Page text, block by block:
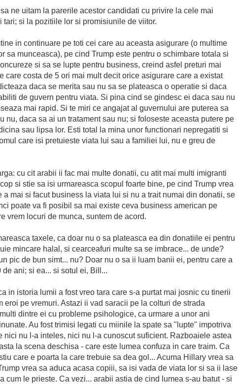
ne uitam la parerile acestor candidati cu privire la cele mai
si la pozitiile lor si promisiunile de viitor.
in continuare pe toti cei care au aceasta asigurare (o multime
sa munceasca), pe cind Trump este pentru o schimbare totala si
si sa se lupte pentru business, creind asfel preturi mai
care costa de 5 ori mai mult decit orice asigurare care a existat
daca se merita sau nu sa se plateasca o operatie si daca
de guvern pentru viata. Si pina cind se gindesc ei daca sau nu
mai rapid. Si te miri ce angajat al guvernului are puterea sa
nu, daca sa ai un tratament sau nu; si foloseste aceasta putere pe
sau lipsa lor. Esti total la mina unor functionari nepregatiti si
care isi pretuieste viata lui sau a familiei lui, nu e greu de
cu cit arabii ii fac mai multe donatii, cu atit mai multi imigranti
si stie sa isi urmareasca scopul foarte bine, pe cind Trump vrea
mai si facut business la viata lui si nu a trait numai din donatii, se
poate va fi posibil sa mai existe ceva business american pe
vrem locuri de munca, suntem de acord.
taxele, ca doar nu o sa plateasca ea din donatiile ei pentru
mincare halal, si cearceafuri multe sa se imbrace... de unde?
pic de bun simt... nu? Doar nu o sa ii luam banii ei, pentru care a
ani; si ea... si sotul ei, Bill...
in istoria lumii a fost vreo tara care s-a purtat mai josnic cu tinerii
eroi pe vremuri. Astazi ii vad saracii pe la colturi de strada
dintre ei cu probleme psihologice, ca urmare a unor ani
Au fost trimisi legati cu miinile la spate sa "lupte" impotriva
nici nu l-a inteles, nici nu l-a cunoscut suficient. Razboaiele astea
la scena deschisa - care este lumea confuza in care traim. Ca
care e poarta la care trebuie sa dea gol... Acuma Hillary vrea sa
vrea sa aduca acasa copiii, sa isi vada de viata lor si sa ii lase
cum le prieste. Ca vezi... arabii astia de cind lumea s-au batut - si